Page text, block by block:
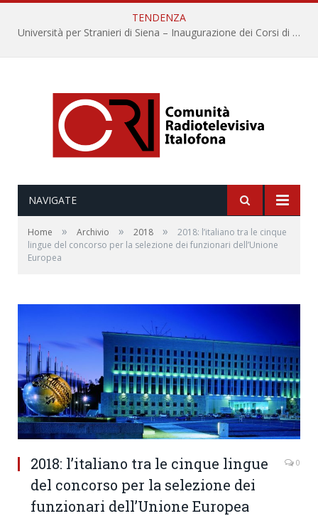
TENDENZA
Università per Stranieri di Siena – Inaugurazione dei Corsi di Lingua e Cultura Italiana, 109a annata
NAVIGATE
Home » Archivio » 2018 »
2018: l’italiano tra le cinque
lingue del concorso per la selezione dei funzionari dell’Unione
Europea
2018: l’italiano tra le cinque lingue
del concorso per la selezione dei
funzionari dell’Unione Europea
0